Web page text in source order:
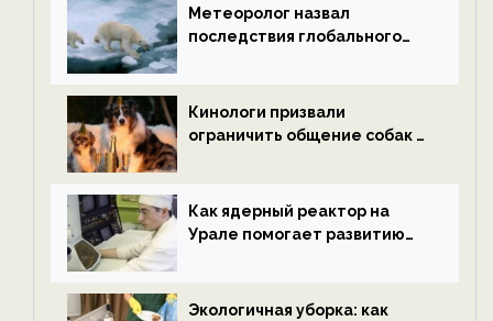
Метеоролог назвал
последствия глобального
ECOportal
Кинологи призвали
ограничить общение собак с
ECOportal
Как ядерный реактор на
Урале помогает развитию
ECOportal
Экологичная уборка: как